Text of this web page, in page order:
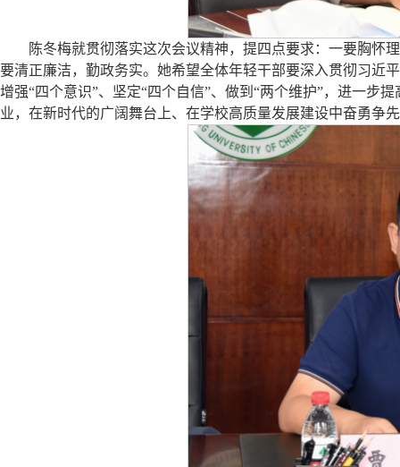
陈冬梅就贯彻落实这次会议精神，提四点要求：一要胸怀
要清正廉洁，勤政务实。她希望全体年轻干部要深入贯彻习近
增强“四个意识”、坚定“四个自信”、做到“两个维护”，进一步
业，在新时代的广阔舞台上、在学校高质量发展建设中奋勇争